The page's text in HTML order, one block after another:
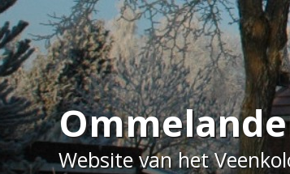
Ga
naar
de
inhoud
Website van het